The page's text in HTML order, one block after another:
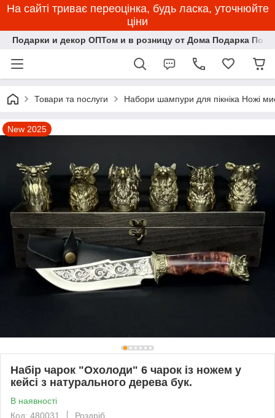
На сайті триває переоцінка, будь ласка, уточнюйте
ціни
Подарки и декор ОПТом и в розницу от Дома Подарка
Товари та послуги Набори шампури для пікніка Ножі
New 2025
Набір чарок "Охолоди" 6 чарок із ножем у
кейсі з натурального дерева бук.
В наявності
Код: 480031
Роздріб